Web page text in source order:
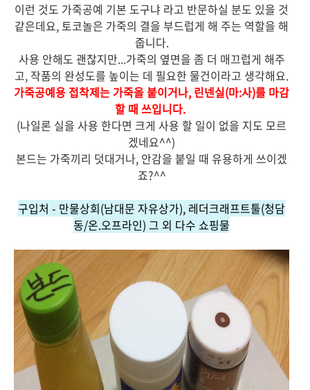
이런 것도 가죽공예 기본 도구냐 라고 반문하실 분도 있을 것
같은데요, 토코놀은 가죽의 결을 부드럽게 해 주는 역할을 해
줍니다.
사용 안해도 괜찮지만...가죽의 옆면을 좀 더 매끄럽게 해주
고, 작품의 완성도를 높이는 데 필요한 물건이라고 생각해요.
가죽공예용 접착제는 가죽을 붙이거나,린넨실(마:사)를 마감
할 때 쓰입니다.
(나일론 실을 사용 한다면 크게 사용 할 일이 없을 지도 모르
겠네요^^)
본드는 가죽끼리 덧대거나, 안감을 붙일 때 유용하게 쓰이겠
죠?^^
구입처 - 만물상회(남대문 자유상가), 레더크래프트툴(청담
동/온.오프라인) 그 외 다수 쇼핑물